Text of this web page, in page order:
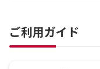
ご利用ガイド